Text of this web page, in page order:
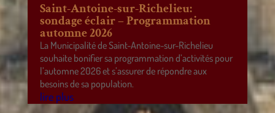
Saint-Antoine-sur-Richelieu:
sondage éclair – Programmation
automne 2026
La Municipalité de Saint-Antoine-sur-Richelieu
souhaite bonifier sa programmation d’activités pour
l’automne 2026 et s’assurer de répondre aux
besoins de sa population.
lire plus